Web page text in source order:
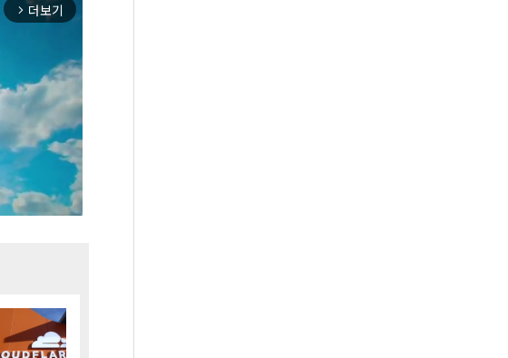
arrow_forward_ios 더보기